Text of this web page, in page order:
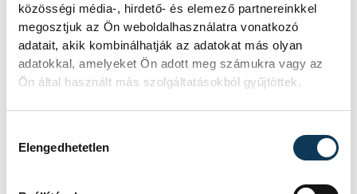
közösségi média-, hirdető- és elemező partnereinkkel
megosztjuk az Ön weboldalhasználatra vonatkozó
adatait, akik kombinálhatják az adatokat más olyan
adatokkal, amelyeket Ön adott meg számukra vagy az
Ön által használt más szolgáltatásokból gyűjtöttek.
Elengedhetetlen
Sorra kerülnek elő
világháborús leletek az
alacsony Dunából
A folyó rekordalacsony vízállása miatt
világháborús német DKW NZ 350-1